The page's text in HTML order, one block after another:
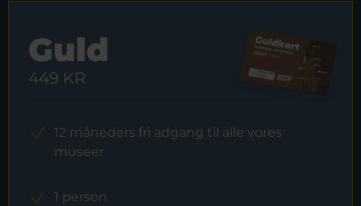
Guld
449 KR
12 måneders fri adgang til alle vores
museer
1 person